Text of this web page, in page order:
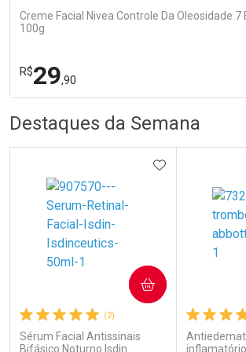
Creme Facial Nivea Controle Da Oleosidade 7
100g
R$29,90
Laboratório
Comprar sem Desconto
Por R$ 29,90/cada
Por Menos
Comprar sem Desconto
Por R$ 29,90/cada
Destaques da Semana
(2)
Sérum Facial Antissinais
Bifásico Noturno Isdin
ADICIONAR
COMPRAR